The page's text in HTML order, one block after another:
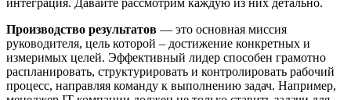
Производство результатов — это основная миссия
руководителя, цель которой – достижение конкретных и
измеримых целей. Эффективный лидер способен грамотно
распланировать, структурировать и контролировать рабочий
процесс, направляя команду к выполнению задач. Например,